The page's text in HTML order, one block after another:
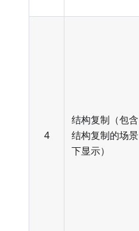
4
结构复制（包含
结构复制的场景
下显示）